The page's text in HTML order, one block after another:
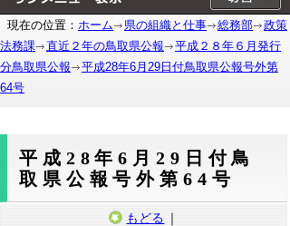
現在の位置： ホーム 県の組織と仕事 総務部
政策
法務課
直近２年の鳥取県公報
平成２８年６月発行
分鳥取県公報
平成28年6月29日付鳥取県公報号外第
64号
平成28年6月29日付鳥
取県公報号外第64号
もどる ｜